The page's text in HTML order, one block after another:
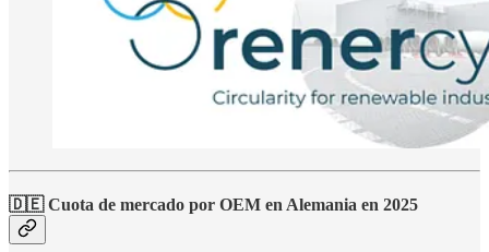
🇩🇪 Cuota de mercado por OEM en Alemania en 2025